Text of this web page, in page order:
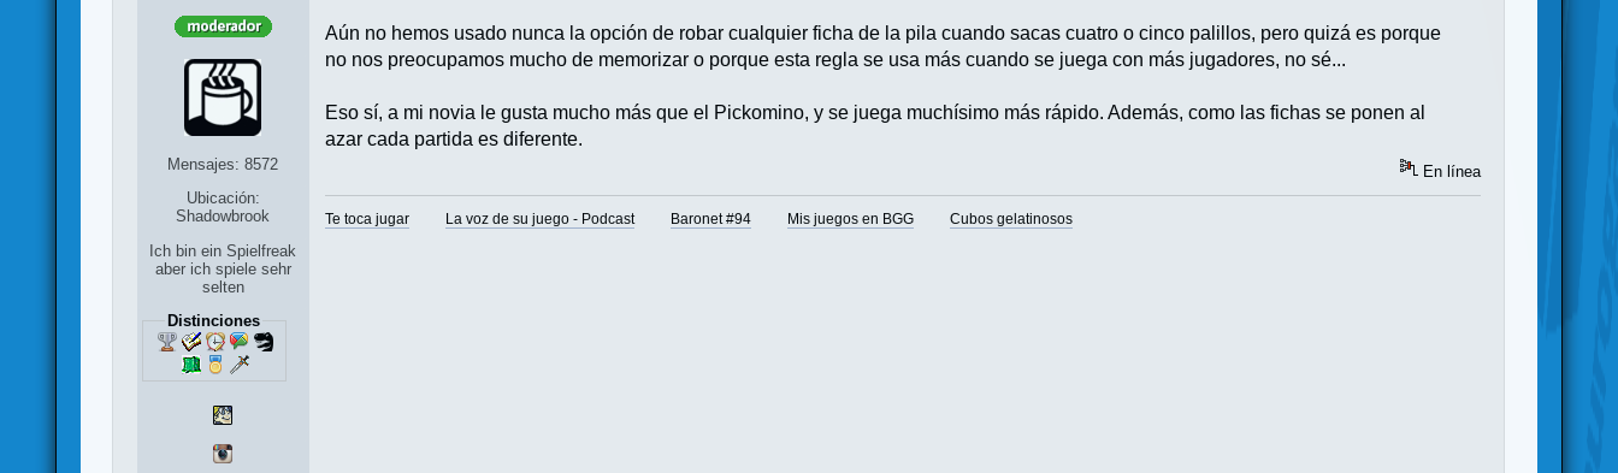
Mensajes: 8572
Ubicación:
Shadowbrook
Ich bin ein Spielfreak
aber ich spiele sehr
selten
Distinciones
Aún no hemos usado nunca la opción de robar cualquier ficha de la pila cuando sacas cuatro o cinco palillos, pero quizá es porque
no nos preocupamos mucho de memorizar o porque esta regla se usa más cuando se juega con más jugadores, no sé...
Eso sí, a mi novia le gusta mucho más que el Pickomino, y se juega muchísimo más rápido. Además, como las fichas se ponen al
azar cada partida es diferente.
En línea
Te toca jugar La voz de su juego - Podcast Baronet #94 Mis juegos en BGG Cubos gelatinosos